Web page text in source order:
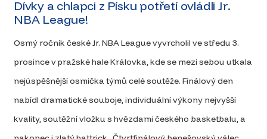
Dívky a chlapci z Písku potřetí ovládli Jr.
NBA League!
Osmý ročník české Jr. NBA League vyvrcholil ve středu 3.
prosince v pražské hale Královka, kde se mezi sebou utkala
nejúspěšnější osmička týmů celé soutěže. Finálový den
nabídl dramatické souboje, individuální výkony nejvyšší
kvality, soutěžní vložku s hvězdami českého basketbalu, a